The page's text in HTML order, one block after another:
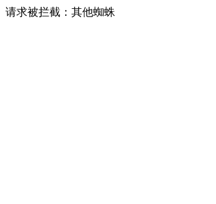
请求被拦截：其他蜘蛛